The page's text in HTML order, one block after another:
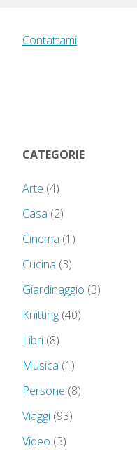
Contattami
CATEGORIE
Arte (4)
Casa (2)
Cinema (1)
Cucina (3)
Giardinaggio (3)
Knitting (40)
Libri (8)
Musica (1)
Persone (8)
Viaggi (93)
Video (3)